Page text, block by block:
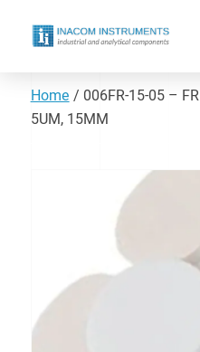
Home / 006FR-15-05 –
5UM, 15MM